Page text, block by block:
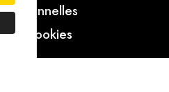
cookies